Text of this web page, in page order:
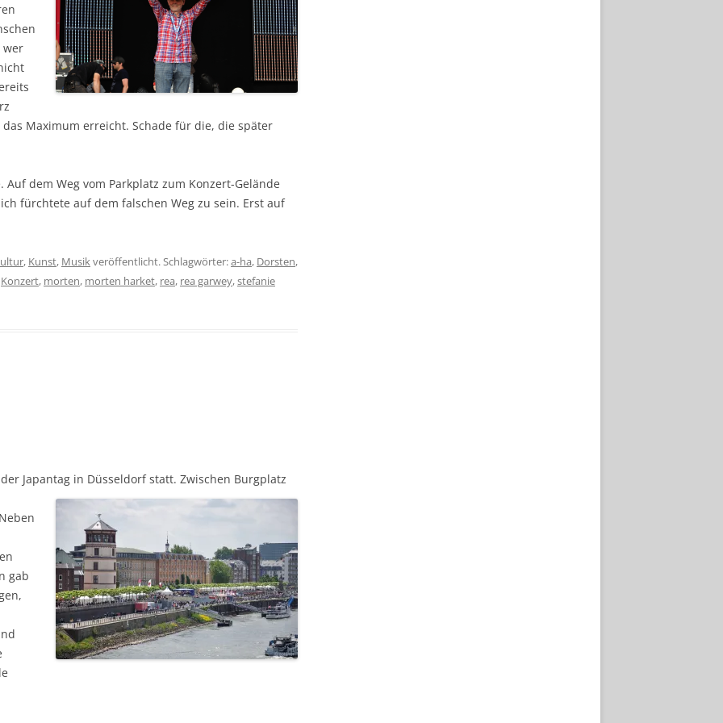
wer
Maximum erreicht. Schade für die, die später
dem Weg vom Parkplatz zum Konzert-Gelände
fürchtete auf dem falschen Weg zu sein. Erst auf
, Kunst, Musikveröffentlicht. Schlagwörter:a-ha, Dorsten,
Konzert, morten, morten harket, rea, rea garwey,stefanie
Japantag in Düsseldorf statt. Zwischen Burgplatz
gab